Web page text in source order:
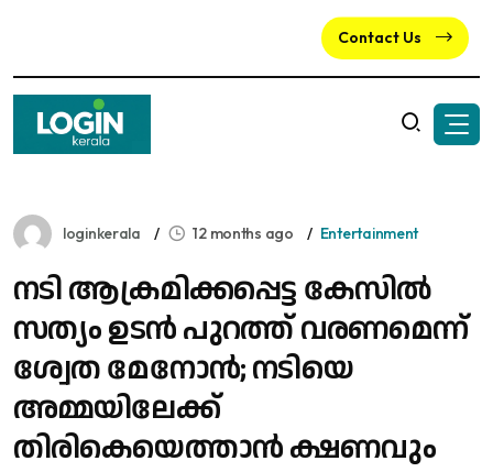
Contact Us
loginkerala 12 months ago Entertainment
നടി ആക്രമിക്കപ്പെട്ട കേസിൽ
സത്യം ഉടൻ പുറത്ത് വരണമെന്ന്
ശ്വേത മേനോൻ; നടിയെ
അമ്മയിലേക്ക്
തിരികെയെത്താൻ ക്ഷണവും